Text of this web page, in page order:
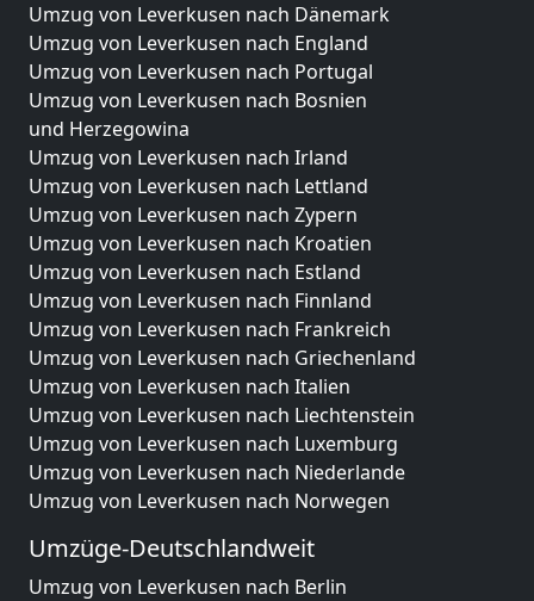
Umzug von Leverkusen nach Dänemark
Umzug von Leverkusen nach England
Umzug von Leverkusen nach Portugal
Umzug von Leverkusen nach Bosnien
und Herzegowina
Umzug von Leverkusen nach Irland
Umzug von Leverkusen nach Lettland
Umzug von Leverkusen nach Zypern
Umzug von Leverkusen nach Kroatien
Umzug von Leverkusen nach Estland
Umzug von Leverkusen nach Finnland
Umzug von Leverkusen nach Frankreich
Umzug von Leverkusen nach Griechenland
Umzug von Leverkusen nach Italien
Umzug von Leverkusen nach Liechtenstein
Umzug von Leverkusen nach Luxemburg
Umzug von Leverkusen nach Niederlande
Umzug von Leverkusen nach Norwegen
Umzüge-Deutschlandweit
Umzug von Leverkusen nach Berlin